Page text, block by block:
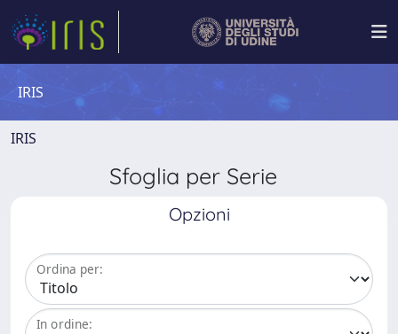
IRIS
IRIS
Sfoglia per Serie
Opzioni
Ordina per:
In ordine: